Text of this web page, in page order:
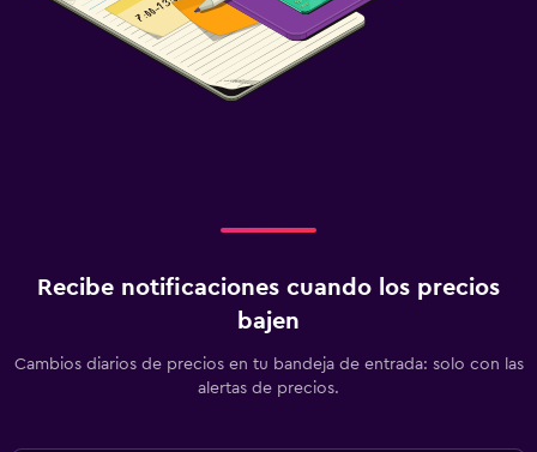
Recibe notificaciones cuando los precios
bajen
Cambios diarios de precios en tu bandeja de entrada: solo con las
alertas de precios.